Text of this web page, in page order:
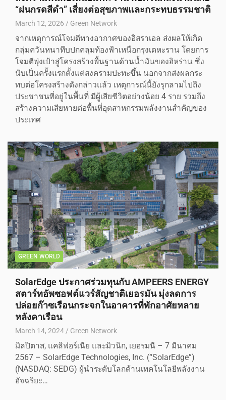
“ฝนกรดสีดำ” เสี่ยงต่อสุขภาพและกระทบธรรมชาติ
March 12, 2026 Green Network
จากเหตุการณ์โจมตีทางอากาศของอิสราเอล ส่งผลให้เกิด
กลุ่มควันหนาทึบปกคลุมท้องฟ้าเหนือกรุงเตหะราน โดยการ
โจมตีพุ่งเป้าสู่โครงสร้างพื้นฐานด้านน้ำมันของอิหร่าน ซึ่ง
นับเป็นครั้งแรกตั้งแต่สงครามปะทะขึ้น นอกจากส่งผลกระ
ทบต่อโครงสร้างดังกล่าวแล้ว เหตุการณ์นี้ยังรุกลามไปถึง
ประชาชนที่อยู่ในพื้นที่ มีผู้เสียชีวิตอย่างน้อย 4 ราย รวมถึง
สร้างความเสียหายต่อพื้นที่อุตสาหกรรมพลังงานสำคัญของ
ประเทศ
GREEN WORLD
SolarEdge ประกาศร่วมทุนกับ AMPEERS ENERGY
สตาร์ทอัพซอฟต์แวร์สัญชาติเยอรมัน มุ่งลดการ
ปล่อยก๊าซเรือนกระจกในอาคารที่พักอาศัยหลาย
หลังคาเรือน
March 14, 2024 Green Network
มิลปิตาส, แคลิฟอร์เนีย และมิวนิก, เยอรมนี – 7 มีนาคม
2567 – SolarEdge Technologies, Inc. (“SolarEdge”)
(NASDAQ: SEDG) ผู้นำระดับโลกด้านเทคโนโลยีพลังงาน
อัจฉริยะ…